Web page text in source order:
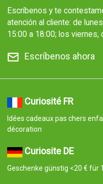
Escríbenos y te
atención al cliente: de
15:00 a 18:00; los viernes,
Escríbenos ahora
Curiosité FR
Idées cadeaux pas chers
décoration
Curiosite DE
Geschenke günstig <20 € für